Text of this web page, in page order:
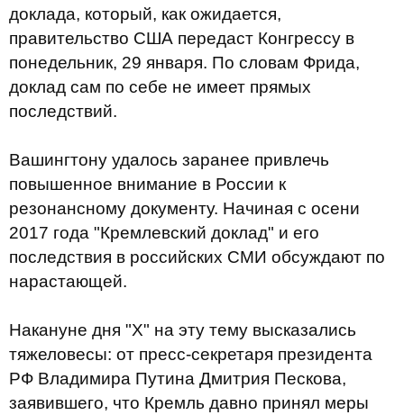
доклада, который, как ожидается,
правительство США передаст Конгрессу в
понедельник, 29 января. По словам Фрида,
доклад сам по себе не имеет прямых
последствий.
Вашингтону удалось заранее привлечь
повышенное внимание в России к
резонансному документу. Начиная с осени
2017 года "Кремлевский доклад" и его
последствия в российских СМИ обсуждают по
нарастающей.
Накануне дня "X" на эту тему высказались
тяжеловесы: от пресс-секретаря президента
РФ Владимира Путина Дмитрия Пескова,
заявившего, что Кремль давно принял меры